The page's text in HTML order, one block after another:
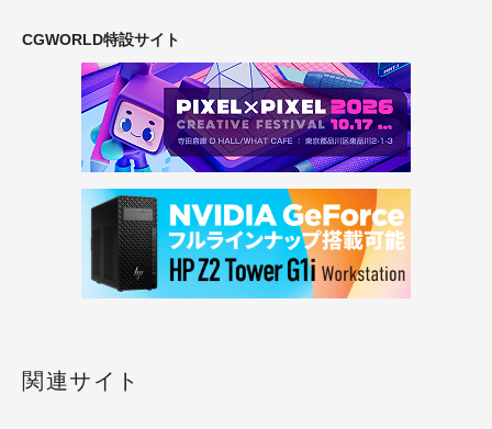
CGWORLD特設サイト
関連サイト